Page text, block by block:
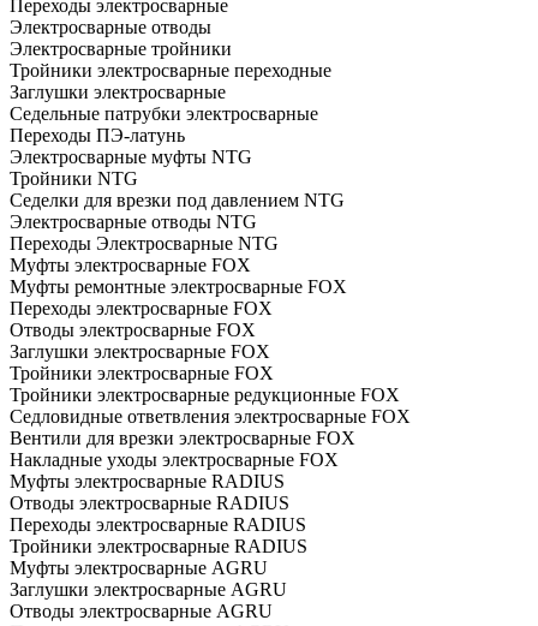
Переходы электросварные
Электросварные отводы
Электросварные тройники
Тройники электросварные переходные
Заглушки электросварные
Седельные патрубки электросварные
Переходы ПЭ-латунь
Электросварные муфты NTG
Тройники NTG
Седелки для врезки под давлением NTG
Электросварные отводы NTG
Переходы Электросварные NTG
Муфты электросварные FOX
Муфты ремонтные электросварные FOX
Переходы электросварные FOX
Отводы электросварные FOX
Заглушки электросварные FOX
Тройники электросварные FOX
Тройники электросварные редукционные FOX
Седловидные ответвления электросварные FOX
Вентили для врезки электросварные FOX
Накладные уходы электросварные FOX
Муфты электросварные RADIUS
Отводы электросварные RADIUS
Переходы электросварные RADIUS
Тройники электросварные RADIUS
Муфты электросварные AGRU
Заглушки электросварные AGRU
Отводы электросварные AGRU